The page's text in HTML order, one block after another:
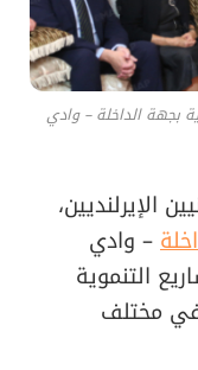
بجهة الداخلة – وادي
الإيرلنديين،
– وادي
التنموية
في مختلف